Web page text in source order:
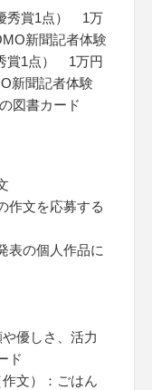
秀賞1点） 1万
新聞記者体験
賞1点） 1万円
新聞記者体験
図書カード
作文を応募する
表の個人作品に
優しさ、活力
ド
作文）：ごはん